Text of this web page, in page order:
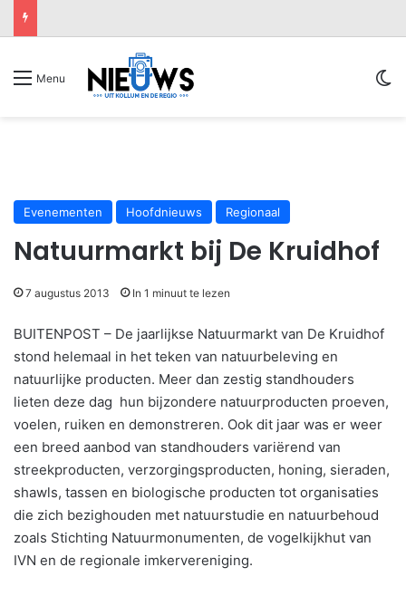
Menu
Evenementen Hoofdnieuws Regionaal
Natuurmarkt bij De Kruidhof
7 augustus 2013 In 1 minuut te lezen
BUITENPOST – De jaarlijkse Natuurmarkt van De Kruidhof
stond helemaal in het teken van natuurbeleving en
natuurlijke producten. Meer dan zestig standhouders
lieten deze dag hun bijzondere natuurproducten proeven,
voelen, ruiken en demonstreren. Ook dit jaar was er weer
een breed aanbod van standhouders variërend van
streekproducten, verzorgingsproducten, honing, sieraden,
shawls, tassen en biologische producten tot organisaties
die zich bezighouden met natuurstudie en natuurbehoud
zoals Stichting Natuurmonumenten, de vogelkijkhut van
IVN en de regionale imkervereniging.